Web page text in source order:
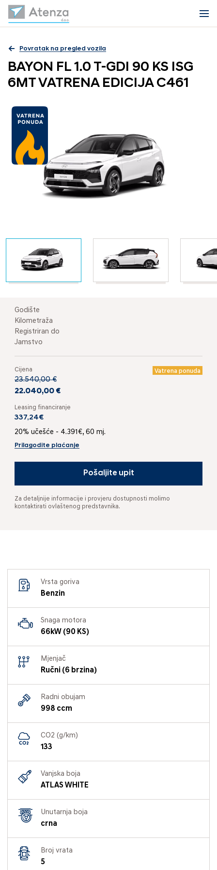
Povratak na pregled vozila
BAYON FL 1.0 T-GDI 90 KS ISG
6MT VATRENA EDICIJA C461
Godište
Kilometraža
Registriran do
Jamstvo
Cijena Vatrena ponuda
23.540,00 €
22.040,00 €
Leasing financiranje
337,24€
20% učešće - 4.391€, 60 mj.
Prilagodite plaćanje
Pošaljite upit
Za detaljnije informacije i provjeru dostupnosti molimo
kontaktirati ovlaštenog predstavnika.
Vrsta goriva
Benzin
Snaga motora
66kW (90 KS)
Mjenjač
Ručni (6 brzina)
Radni obujam
998 ccm
CO2 (g/km)
133
Vanjska boja
ATLAS WHITE
Unutarnja boja
crna
Broj vrata
5